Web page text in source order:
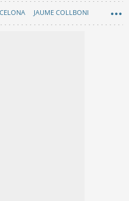
JAUME COLLBONI